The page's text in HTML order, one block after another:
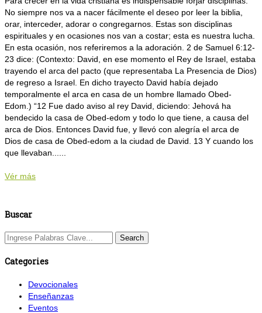
No siempre nos va a nacer fácilmente el deseo por leer la biblia,
orar, interceder, adorar o congregarnos. Estas son disciplinas
espirituales y en ocasiones nos van a costar; esta es nuestra lucha.
En esta ocasión, nos referiremos a la adoración. 2 de Samuel 6:12-
23 dice: (Contexto: David, en ese momento el Rey de Israel, estaba
trayendo el arca del pacto (que representaba La Presencia de Dios)
de regreso a Israel. En dicho trayecto David había dejado
temporalmente el arca en casa de un hombre llamado Obed-
Edom.) “12 Fue dado aviso al rey David, diciendo: Jehová ha
bendecido la casa de Obed-edom y todo lo que tiene, a causa del
arca de Dios. Entonces David fue, y llevó con alegría el arca de
Dios de casa de Obed-edom a la ciudad de David. 13 Y cuando los
que llevaban......
Vér más
Buscar
Categories
Devocionales
Enseñanzas
Eventos